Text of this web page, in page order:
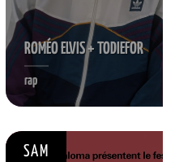
ROMÉO ELVIS + TODIEFOR
rap
SAM